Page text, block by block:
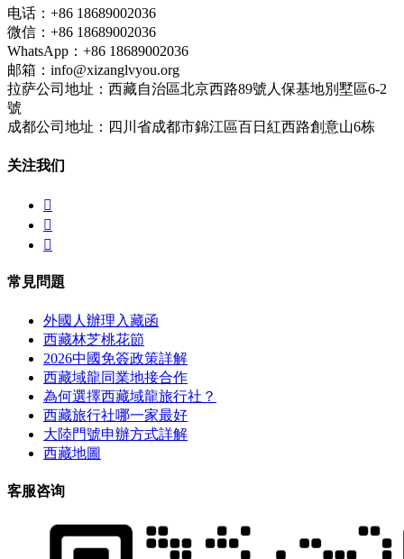
电话：+86 18689002036
微信：+86 18689002036
WhatsApp：+86 18689002036
邮箱：info@xizanglvyou.org
拉萨公司地址：西藏自治區北京西路89號人保基地別墅區6-2
號
成都公司地址：四川省成都市錦江區百日紅西路創意山6栋
关注我们



常見問題
外國人辦理入藏函
西藏林芝桃花節
2026中國免簽政策詳解
西藏域龍同業地接合作
為何選擇西藏域龍旅行社？
西藏旅行社哪一家最好
大陸門號申辦方式詳解
西藏地圖
客服咨询